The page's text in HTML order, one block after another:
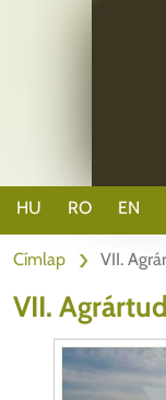
HU RO EN
Címlap VII.
VII.